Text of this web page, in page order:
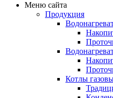
Меню сайта
Продукция
Котлы